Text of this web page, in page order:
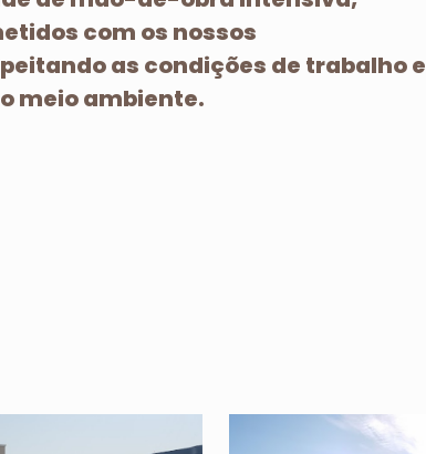
com os nossos
as condições de trabalho e
meio ambiente.